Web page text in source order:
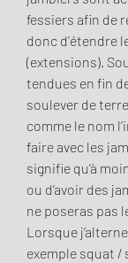
fessiers afin de
donc d’étendre
(extensions).
tendues en fin
soulever de
comme le nom
faire avec les
signifie qu’à
ou d’avoir des
ne poseras pas
Lorsque
exemple squat /